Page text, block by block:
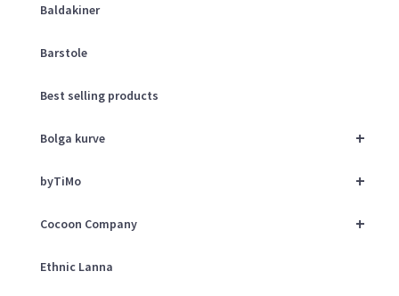
Baldakiner
Barstole
Best selling products
+
Bolga kurve
+
byTiMo
+
Cocoon Company
Ethnic Lanna